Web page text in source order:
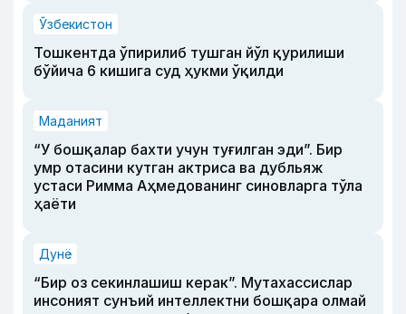
Ўзбекистон
Тошкентда ўпирилиб тушган йўл қурилиши
бўйича 6 кишига суд ҳукми ўқилди
Маданият
“У бошқалар бахти учун туғилган эди”. Бир
умр отасини кутган актриса ва дубльяж
устаси Римма Аҳмедованинг синовларга тўла
ҳаёти
Дунё
“Бир оз секинлашиш керак”. Мутахассислар
инсоният сунъий интеллектни бошқара олмай